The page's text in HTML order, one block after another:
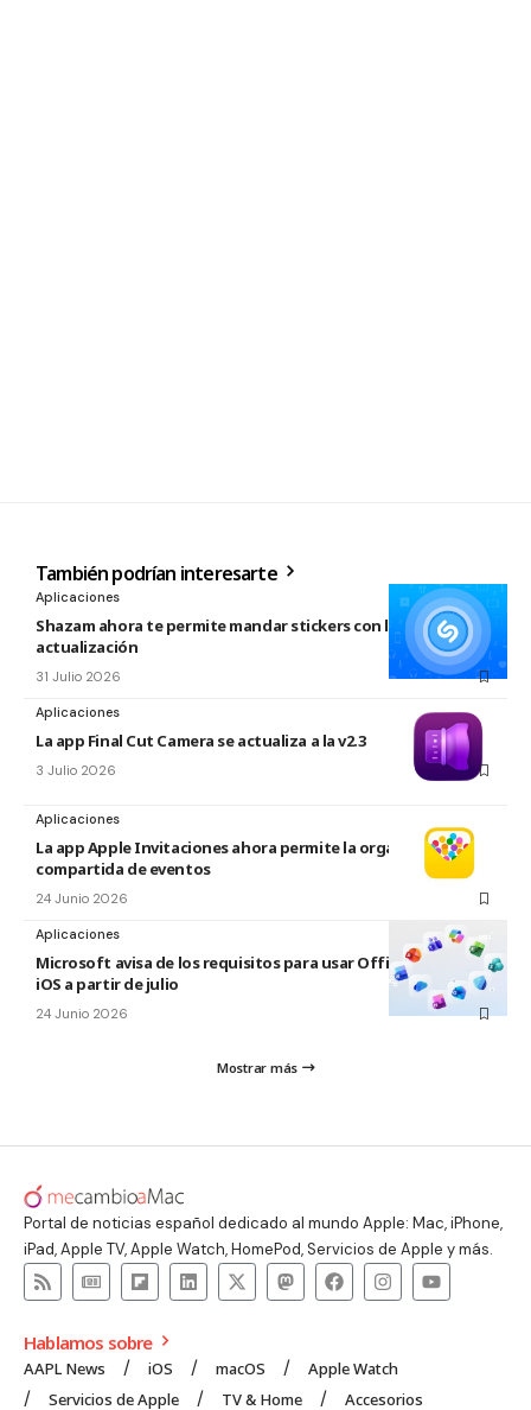
También podrían interesarte
Aplicaciones
Shazam ahora te permite mandar stickers con la nueva
actualización
31 Julio 2026
Aplicaciones
La app Final Cut Camera se actualiza a la v2.3
3 Julio 2026
Aplicaciones
La app Apple Invitaciones ahora permite la organización
compartida de eventos
24 Junio 2026
Aplicaciones
Microsoft avisa de los requisitos para usar Office en macOS y
iOS a partir de julio
24 Junio 2026
Mostrar más
Portal de noticias español dedicado al mundo Apple: Mac, iPhone,
iPad, Apple TV, Apple Watch, HomePod, Servicios de Apple y más.
Hablamos sobre
AAPL News iOS macOS
Apple Watch
Servicios de Apple
TV & Home Accesorios